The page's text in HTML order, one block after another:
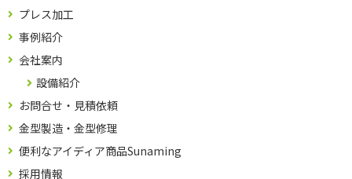
プレス加工
事例紹介
会社案内
設備紹介
お問合せ・見積依頼
金型製造・金型修理
便利なアイディア商品Sunaming
採用情報